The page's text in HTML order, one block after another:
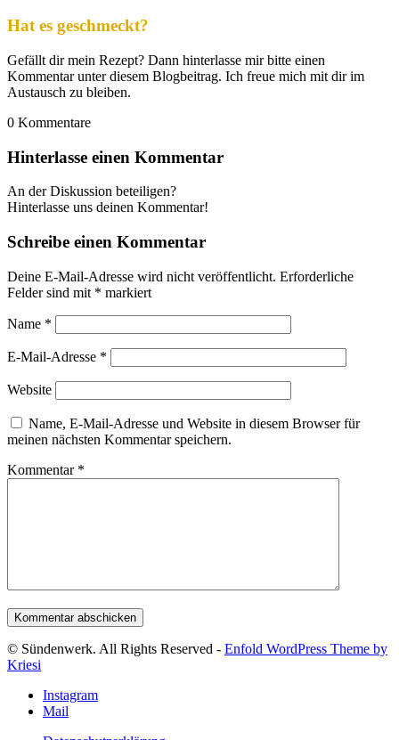
Hat es geschmeckt?
Gefällt dir mein Rezept? Dann hinterlasse mir bitte einen
Kommentar unter diesem Blogbeitrag. Ich freue mich mit dir im
Austausch zu bleiben.
0 Kommentare
Hinterlasse einen Kommentar
An der Diskussion beteiligen?
Hinterlasse uns deinen Kommentar!
Schreibe einen Kommentar
Deine E-Mail-Adresse wird nicht veröffentlicht. Erforderliche
Felder sind mit * markiert
Name *
E-Mail-Adresse *
Website
Name, E-Mail-Adresse und Website in diesem Browser für
meinen nächsten Kommentar speichern.
Kommentar *
© Sündenwerk. All Rights Reserved - Enfold WordPress Theme by
Kriesi
Instagram
Mail